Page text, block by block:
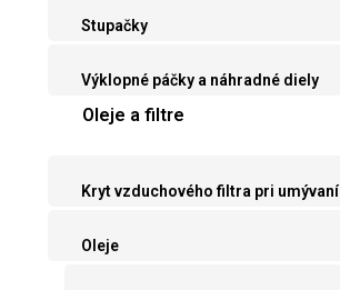
Stupačky
Výklopné páčky a náhradné diely
Oleje a filtre
Kryt vzduchového filtra pri umývaní
Oleje